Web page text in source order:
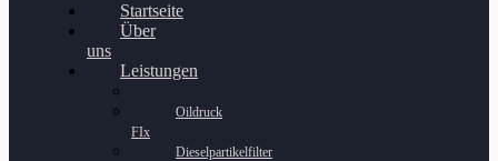
Startseite
Über
uns
Leistungen
Oildruck
FIx
Dieselpartikelfilter